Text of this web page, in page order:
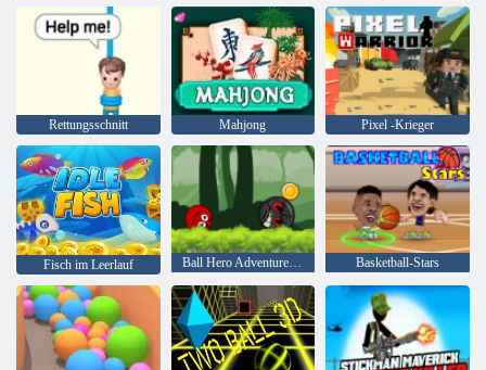
Rettungsschnitt Mahjong Pixel -Krieger
Fisch im Leerlauf Ball Hero Adventure: Roter Schlagball Basketball-Stars